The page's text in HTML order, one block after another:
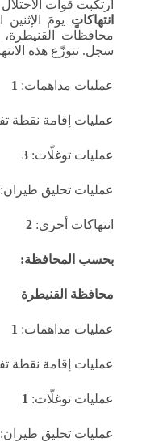
ارتكبت قوات
انتهاكاتٍ
محافظات القنيطرة،
سجل. تتوزّع هذه
عمليات مداهمات: 1
عمليات إقامة نقطة
عمليات توغلّات: 3
عمليات تحليق طيران:
انتهاكات أخرى: 2
بحسب المحافظة:
محافظة القنيطرة
عمليات مداهمات: 1
عمليات إقامة نقطة
عمليات توغلّات: 1
عمليات تحليق طيران: